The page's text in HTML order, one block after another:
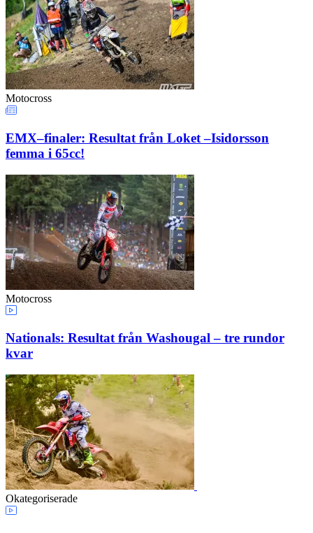
Motocross
EMX–finaler: Resultat från Loket –Isidorsson
femma i 65cc!
Motocross
Nationals: Resultat från Washougal – tre rundor
kvar
Okategoriserade